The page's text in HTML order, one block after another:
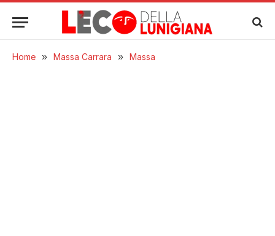
Home » Massa Carrara » Massa